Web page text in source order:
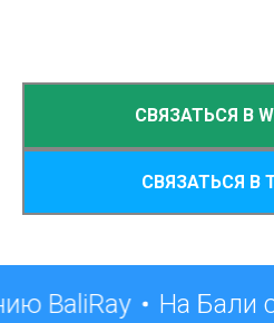
СВЯЗАТЬСЯ В
СВЯЗАТЬСЯ В
BaliRay На Бали